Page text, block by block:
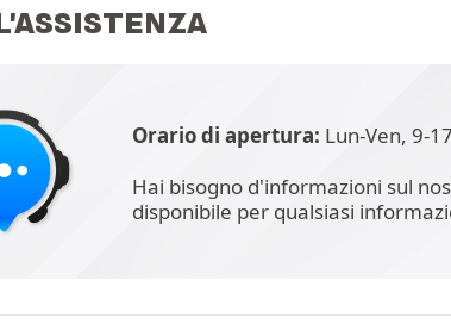
Orario di apertura: Lun-Ven, 9-17
Hai bisogno d'informazioni sul
disponibile per qualsiasi